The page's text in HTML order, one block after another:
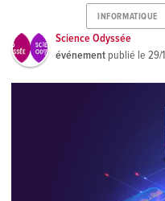
INFORMATIQUE
Science Odyssée
événement publié le29/